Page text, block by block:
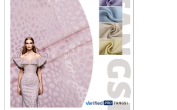
în ceea ce privește
la foc).
Această integrare verticală